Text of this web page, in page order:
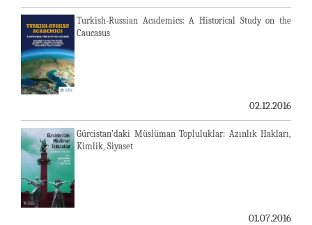
Turkish-Russian Academics: A Historical Study on the
Caucasus
02.12.2016
Gürcistan'daki Müslüman Topluluklar: Azınlık Hakları,
Kimlik, Siyaset
01.07.2016